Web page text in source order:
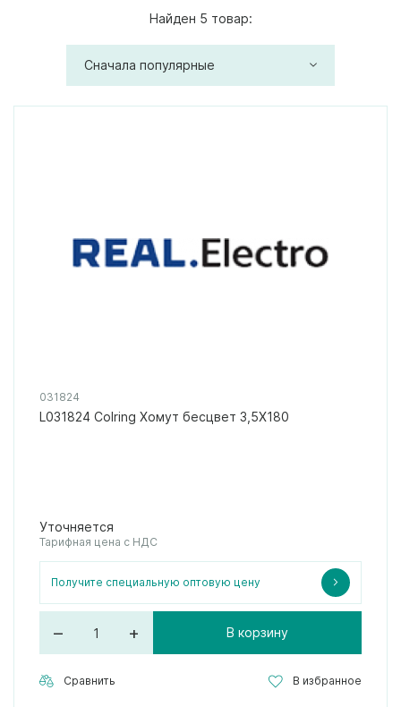
Найден 5 товар:
Сначала популярные
031824
L031824 Colring Хомут бесцвет 3,5X180
Уточняется
Тарифная цена с НДС
Получите специальную оптовую цену
– + В корзину
Сравнить В избранное